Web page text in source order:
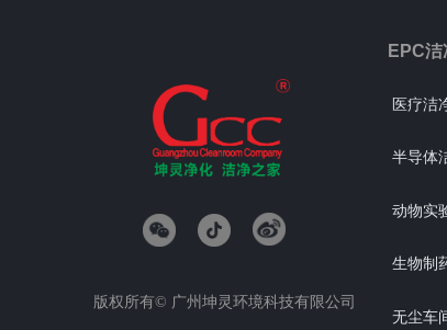
版权所有© 广州坤灵环境科技有限公司
EPC
医疗洁
半导体
动物实
生物制
无尘车